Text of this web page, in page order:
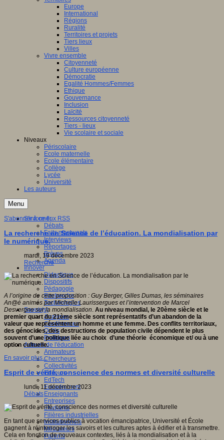
Europe
International
Régions
Ruralité
Territoires et projets
Tiers lieux
Villes
Vivre ensemble
Citoyenneté
Culture européenne
Démocratie
Egalité Hommes/Femmes
Ethique
Gouvernance
Inclusion
Laïcité
Ressources citoyenneté
Tiers - lieux
Vie scolaire et sociale
Niveaux
Périscolaire
Ecole maternelle
Ecole élémentaire
Collège
Lycée
Université
Les auteurs
Menu
S'informer
Débats
Faits marquants
Interviews
Reportages
Brèves
Agenda
Innover
Didactique
Dispositifs
Pédagogie
Recherche
Technologies
Savoir(s)
Analyses
Conférences
Outils
Pratiques
Acteurs de l'éducation
Animateurs
Chercheurs
Collectivités
Editeurs
EdTech
Encadrement
Enseignants
Entreprises
Etudiants
Filières industrielles
Institutionnels
Médiateurs
Parents
S'abonner à ce flux RSS
La recherche en Science de l’éducation. La mondialisation par
le numérique.
mardi, 19 décembre 2023
Recherche
A l’origine de cette proposition : Guy Berger, Gilles Dumas, les séminaires
An@é animés par Michelle Laurissergues et l’intervention de Marcel
Desvergne sur la mondialisation. Au niveau mondial, le 20ème siècle et le
premier quart du 21ème siècle sont représentatifs d’un abandon de la
valeur que représentent un homme et une femme. Des conflits territoriaux,
des génocides, des destructions de population civile dépendent le plus
souvent d’une politique liée au choix d’une théorie économique et/ ou à une
option cultuelle.
En savoir plus...
Esprit de vérité, conscience des normes et diversité culturelle
lundi, 11 décembre 2023
Débats
En tant que services publics à vocation émancipatrice, Université et École
gagnent à réinterroger les savoirs et les cultures aptes à édifier et à transmettre.
Cela en fonction de nouveaux contextes, liés à la mondialisation et à la